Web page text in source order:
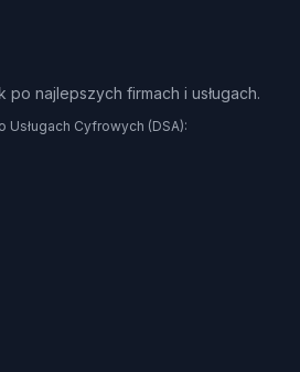
najlepszych firmach i usługach.
Cyfrowych (DSA):